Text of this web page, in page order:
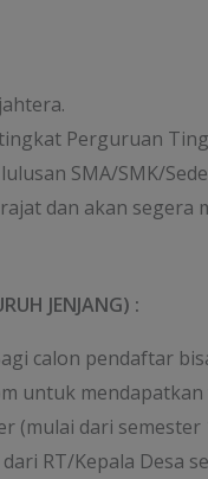
Perguruan
SMA/SMK/
dan akan
JENJANG) :
calon pendaftar
untuk
(mulai dari
RT/Kepala Desa